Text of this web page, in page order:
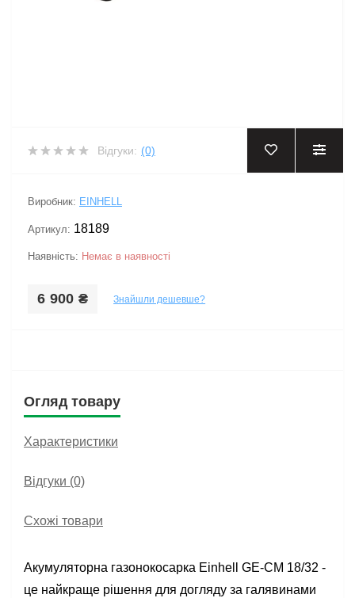
‹ ›
Відгуки: (0)
Виробник: EINHELL
Артикул: 18189
Наявність: Немає в наявності
6 900 ₴ Знайшли дешевше?
Огляд товару
Характеристики
Відгуки (0)
Схожі товари
Акумуляторна газонокосарка Einhell GE-CM 18/32 -
це найкраще рішення для догляду за галявинами